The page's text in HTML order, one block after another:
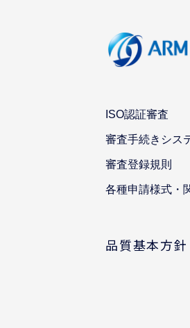
ISO認証審査
審査手続きシス
審査登録規則
各種申請様式・
品質基本方針